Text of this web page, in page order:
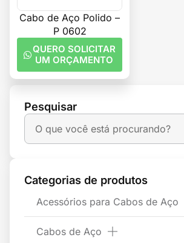
Pesquisar
Categorias de produtos
Acessórios para Cabos de Aço
Cabos de Aço
Cabo de Aço Polido –
P 0602
QUERO SOLICITAR
UM ORÇAMENTO